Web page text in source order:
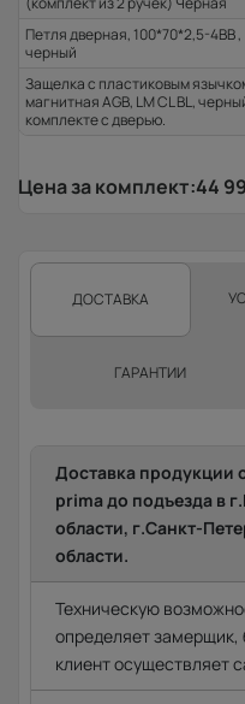
Петля дверная, 100*70*2,5-4ВВ ,
черный
Защелка с пластиковым
магнитная AGB, LM CL BL,
комплекте с дверью.
Цена за комплект:44
ДОСТАВКА
ГАРАНТИИ
Доставка продукции
prima до подъезда в
области, г.Санкт-
области.
Техническую
определяет замерщик,
клиент осуществляет